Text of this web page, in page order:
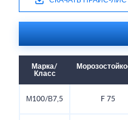
Марка/
Класс
М100/В7,5 F 75